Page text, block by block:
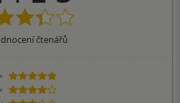
čtenářů
5 hvězdiček
4 hvězdičky